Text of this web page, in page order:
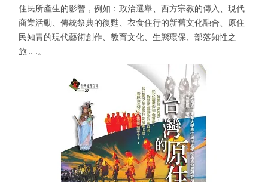
住民所產生的影響，例如：政治選舉、西方宗教的傳入、現代
商業活動、傳統祭典的復甦、衣食住行的新舊文化融合、原住
民知青的現代藝術創作、教育文化、生態環保、部落知性之
旅……。